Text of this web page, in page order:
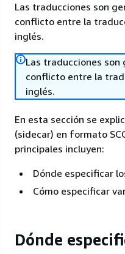
Las traducciones son
conflicto entre la
inglés.
Las traducciones
conflicto entre la
inglés.
En esta sección se
(sidecar) en formato
principales incluyen:
Dónde especificar
Cómo especificar
Dónde